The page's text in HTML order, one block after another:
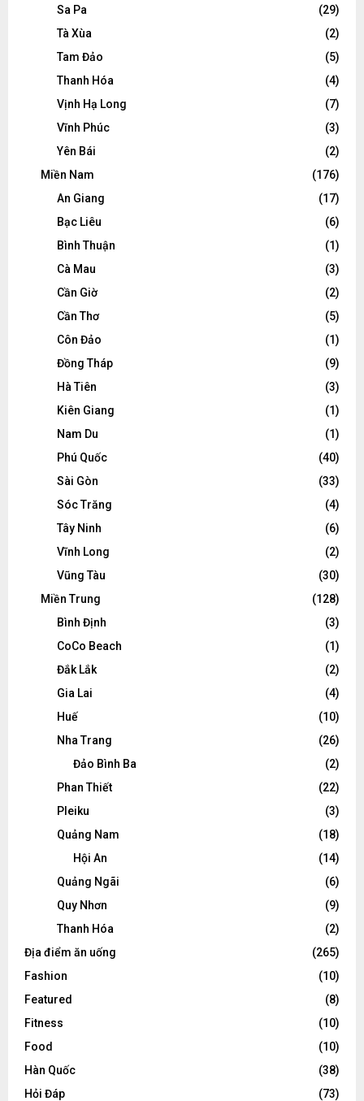
Sa Pa
(29)
Tà Xùa
(2)
Tam Đảo
(5)
Thanh Hóa
(4)
Vịnh Hạ Long
(7)
Vĩnh Phúc
(3)
Yên Bái
(2)
Miền Nam
(176)
An Giang
(17)
Bạc Liêu
(6)
Bình Thuận
(1)
Cà Mau
(3)
Cần Giờ
(2)
Cần Thơ
(5)
Côn Đảo
(1)
Đồng Tháp
(9)
Hà Tiên
(3)
Kiên Giang
(1)
Nam Du
(1)
Phú Quốc
(40)
Sài Gòn
(33)
Sóc Trăng
(4)
Tây Ninh
(6)
Vĩnh Long
(2)
Vũng Tàu
(30)
Miền Trung
(128)
Bình Định
(3)
CoCo Beach
(1)
Đắk Lắk
(2)
Gia Lai
(4)
Huế
(10)
Nha Trang
(26)
Đảo Bình Ba
(2)
Phan Thiết
(22)
Pleiku
(3)
Quảng Nam
(18)
Hội An
(14)
Quảng Ngãi
(6)
Quy Nhơn
(9)
Thanh Hóa
(2)
Địa điểm ăn uống
(265)
Fashion
(10)
Featured
(8)
Fitness
(10)
Food
(10)
Hàn Quốc
(38)
Hỏi Đáp
(73)